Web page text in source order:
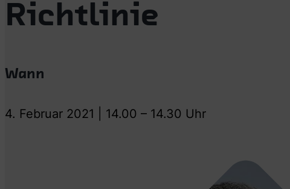
Richtlinie
Wann
4. Februar 2021 | 14.00 – 14.30 Uhr